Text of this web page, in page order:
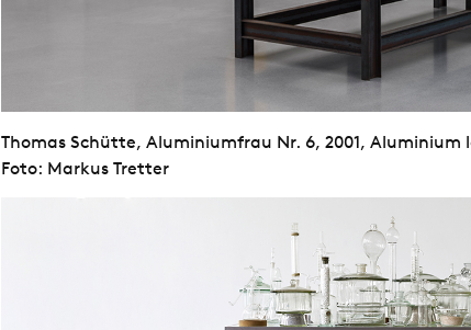
Thomas Schütte, Aluminiumfrau Nr. 6, 2001, Aluminium
Foto: Markus Tretter